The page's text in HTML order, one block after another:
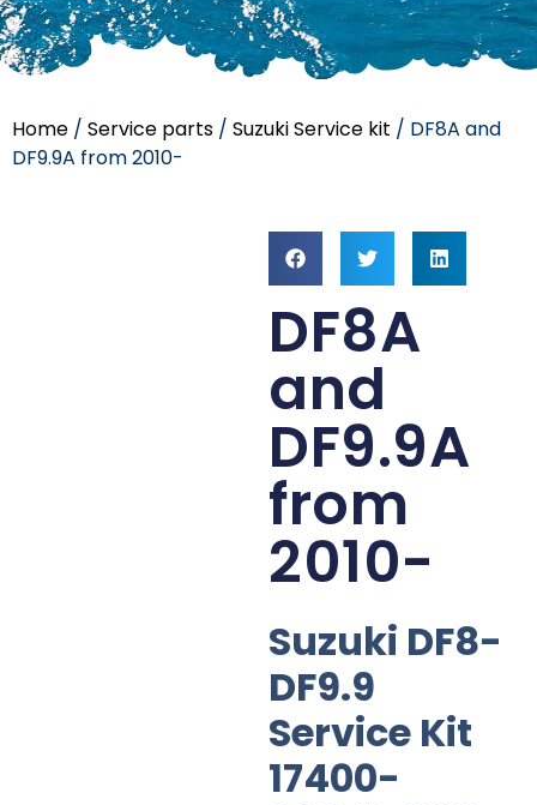
Home / Service parts / Suzuki Service kit / DF8A and
DF9.9A from 2010-
DF8A
and
DF9.9A
from
2010-
Suzuki DF8-
DF9.9
Service Kit
17400-